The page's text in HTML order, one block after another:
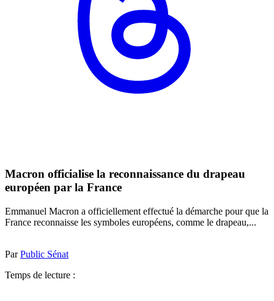
Macron officialise la reconnaissance du drapeau
européen par la France
Emmanuel Macron a officiellement effectué la démarche pour que la
France reconnaisse les symboles européens, comme le drapeau,...
ParPublic Sénat
Temps de lecture :